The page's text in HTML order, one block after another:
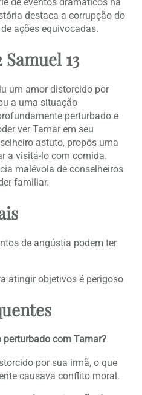
de eventos dramáticos na
destaca a corrupção do
ações equivocadas.
13
um amor distorcido por
a uma situação
perturbado e
ver Tamar em seu
astuto, propôs uma
a visitá-lo com comida.
malévola de conselheiros
familiar.
de angústia podem ter
atingir objetivos é perigoso
perturbado com Tamar?
por sua irmã, o que
causava conflito moral.